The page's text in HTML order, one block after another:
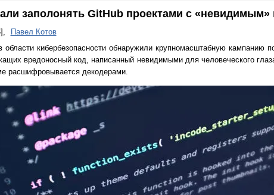
заполонять GitHub проектами с
Павел Котов
области кибербезопасности обнаружили крупномасштабную кампанию
вредоносный код, написанный невидимыми для человеческого
расшифровывается декодерами.